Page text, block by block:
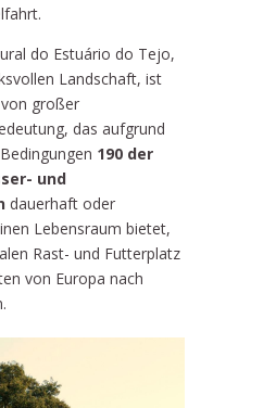
do Estuário do Tejo,
Landschaft, ist
großer
das aufgrund
190 der
und
dauerhaft oder
Lebensraum bietet,
Rast- und Futterplatz
von Europa nach